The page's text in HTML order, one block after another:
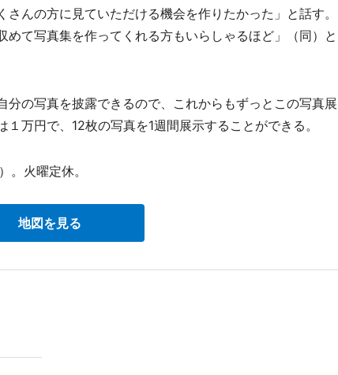
んの方に見ていただける機会を作りたかった」と話す。
めて写真集を作ってくれる方もいらしゃるほど」（同）と
の写真を披露できるので、これからもずっとこの写真展
万円で、12枚の写真を1週間展示することができる。
火曜定休。
地図を見る